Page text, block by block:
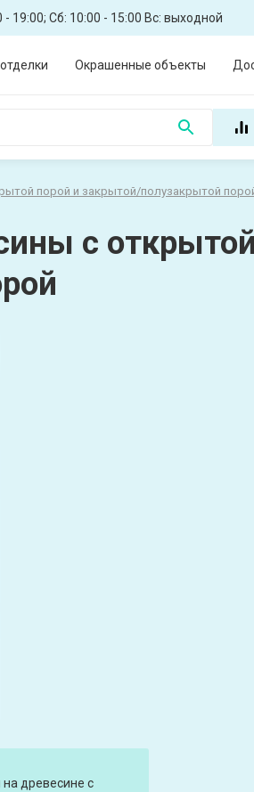
- 19:00; Сб: 10:00 - 15:00 Вс: выходной
Окрашенные объекты
порой и закрытой/полузакрытой
с
на древесине с